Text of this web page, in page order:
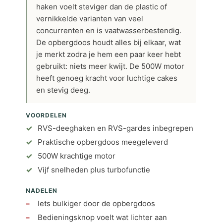
haken voelt steviger dan de plastic of
vernikkelde varianten van veel
concurrenten en is vaatwasserbestendig.
De opbergdoos houdt alles bij elkaar, wat
je merkt zodra je hem een paar keer hebt
gebruikt: niets meer kwijt. De 500W motor
heeft genoeg kracht voor luchtige cakes
en stevig deeg.
VOORDELEN
RVS-deeghaken en RVS-gardes inbegrepen
Praktische opbergdoos meegeleverd
500W krachtige motor
Vijf snelheden plus turbofunctie
NADELEN
Iets bulkiger door de opbergdoos
Bedieningsknop voelt wat lichter aan